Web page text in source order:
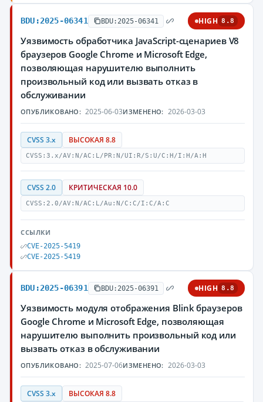
BDU:2025-06341 BDU:2025-06341 HIGH 8.8
Уязвимость обработчика JavaScript-сценариев V8
браузеров Google Chrome и Microsoft Edge,
позволяющая нарушителю выполнить
произвольный код или вызвать отказ в
обслуживании
ОПУБЛИКОВАНО: 2025-06-03ИЗМЕНЕНО: 2026-03-03
CVSS 3.x ВЫСОКАЯ 8.8
CVSS:3.x/AV:N/AC:L/PR:N/UI:R/S:U/C:H/I:H/A:H
CVSS 2.0 КРИТИЧЕСКАЯ 10.0
CVSS:2.0/AV:N/AC:L/Au:N/C:C/I:C/A:C
ССЫЛКИ
CVE-2025-5419
CVE-2025-5419
BDU:2025-06391 BDU:2025-06391 HIGH 8.8
Уязвимость модуля отображения Blink браузеров
Google Chrome и Microsoft Edge, позволяющая
нарушителю выполнить произвольный код или
вызвать отказ в обслуживании
ОПУБЛИКОВАНО: 2025-07-06ИЗМЕНЕНО: 2026-03-03
CVSS 3.x ВЫСОКАЯ 8.8